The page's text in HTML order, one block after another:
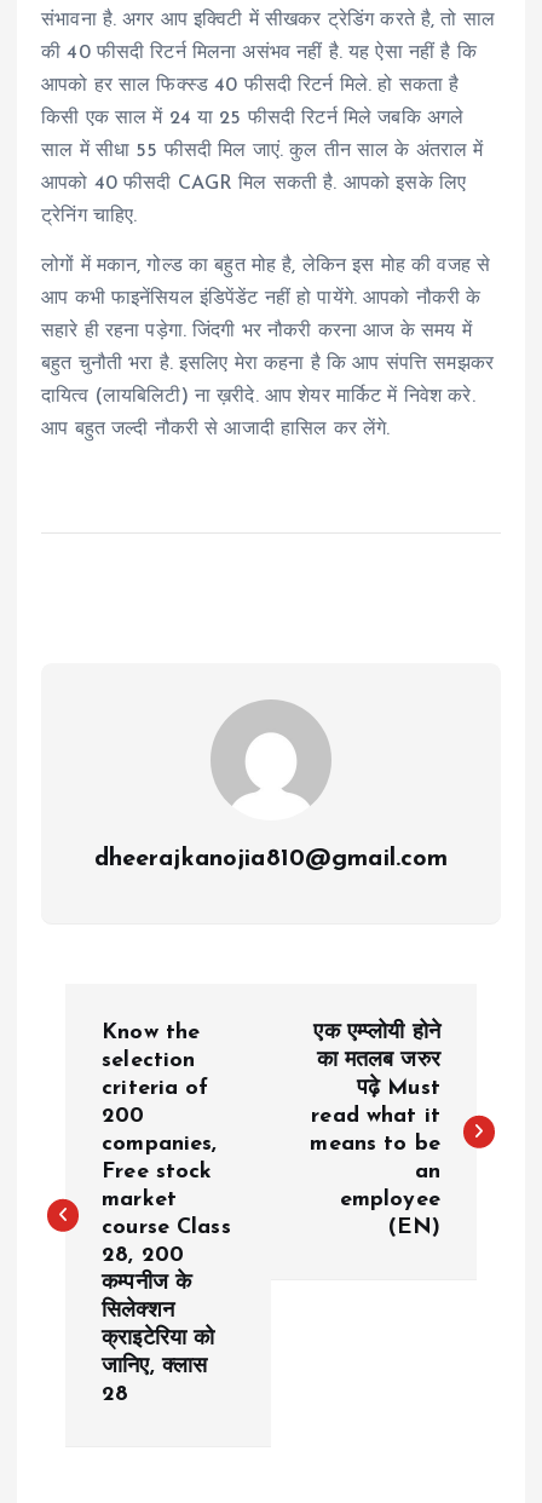
संभावना है. अगर आप इक्विटी में सीखकर ट्रेडिंग करते है, तो साल
की 40 फीसदी रिटर्न मिलना असंभव नहीं है. यह ऐसा नहीं है कि
आपको हर साल फिक्स्ड 40 फीसदी रिटर्न मिले. हो सकता है
किसी एक साल में 24 या 25 फीसदी रिटर्न मिले जबकि अगले
साल में सीधा 55 फीसदी मिल जाएं. कुल तीन साल के अंतराल में
आपको 40 फीसदी CAGR मिल सकती है. आपको इसके लिए
ट्रेनिंग चाहिए.
लोगों में मकान, गोल्ड का बहुत मोह है, लेकिन इस मोह की वजह से
आप कभी फाइनेंसियल इंडिपेंडेंट नहीं हो पायेंगे. आपको नौकरी के
सहारे ही रहना पड़ेगा. जिंदगी भर नौकरी करना आज के समय में
बहुत चुनौती भरा है. इसलिए मेरा कहना है कि आप संपत्ति समझकर
दायित्व (लायबिलिटी) ना ख़रीदे. आप शेयर मार्किट में निवेश करे.
आप बहुत जल्दी नौकरी से आजादी हासिल कर लेंगे.
dheerajkanojia810@gmail.com
t
Know the
selection
criteria of
200
companies,
Free stock
market
course Class
28, 200
कम्पनीज के
सिलेक्शन
क्राइटेरिया को
जानिए, क्लास
28
एक एम्प्लोयी होने
का मतलब जरुर
पढ़े Must
read what it
means to be
an
employee
(EN)